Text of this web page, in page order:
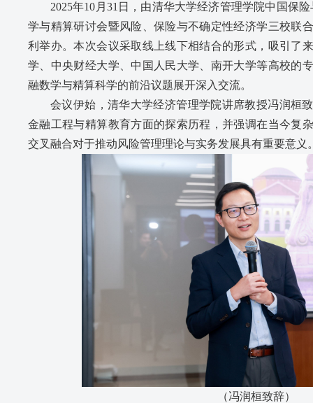
2025年10月31日，由清华大学经济管理学院中国保
学与精算研讨会暨风险、保险与不确定性经济学三校联
利举办。本次会议采取线上线下相结合的形式，吸引了
学、中央财经大学、中国人民大学、南开大学等高校的
融数学与精算科学的前沿议题展开深入交流。
会议伊始，清华大学经济管理学院讲席教授冯润桓
金融工程与精算教育方面的探索历程，并强调在当今复
交叉融合对于推动风险管理理论与实务发展具有重要意义
（冯润桓致辞）